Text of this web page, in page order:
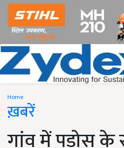
Home
ख़बरें
गांव में पड़ोस के